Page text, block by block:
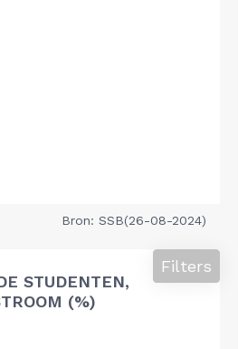
Bron: SSB(26-08-2024)
STUDENTEN,
(%)
Filters